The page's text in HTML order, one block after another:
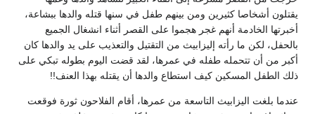
يقتلون أشخاصا كثيرين ومن بينهم طفل في سنها قتله والدها ببشاعة،
أخبرتها الخادمة أنهم غجر هجموا على القصر أثناء انشغال الجميع
بالحفل، لكن ما رأته إليزابيث من التقتيل والتعذيب على يد والدها كان
أكبر من أن تتحمله طفله في عمرها، لقد قضت اليوم بطوله تبكي على
ذلك الطفل المسكين كيف استطاع والدها أن يقتله بهذا العنف!!
عندما بلغت اليزابيث التاسعة من عمرها، أقام الفلاحون ثورة فوقعت